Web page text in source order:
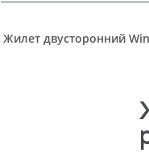
Жилет двусторонний